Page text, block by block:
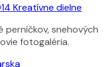
Kreatívne dielne
perníčkov, snehových
fotogaléria.